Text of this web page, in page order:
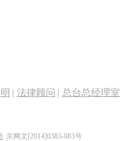
| 法律顾问 | 总台总经理室
京网文[2014]0383-083号